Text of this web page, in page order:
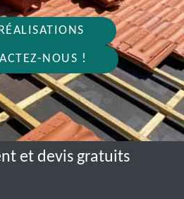
NOUS !
et devis gratuits